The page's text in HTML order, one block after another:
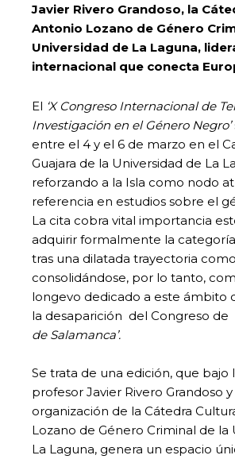
Javier Rivero Grandoso, la
Antonio Lozano de Género
Universidad de La Laguna,
internacional que conecta
El ‘X Congreso Internacional de
Investigación en el Género Negro’
entre el 4 y el 6 de marzo en el
Guajara de la Universidad de La
reforzando a la Isla como nodo
referencia en estudios sobre el
La cita cobra vital importancia
adquirir formalmente la
tras una dilatada trayectoria
consolidándose, por lo tanto,
longevo dedicado a este ámbito
la desaparición del Congreso de
de Salamanca’.
Se trata de una edición, que bajo
profesor Javier Rivero Grandoso y
organización de la Cátedra
Lozano de Género Criminal de la
La Laguna, genera un espacio